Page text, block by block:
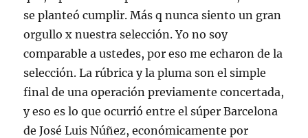
se planteó cumplir. Más q nunca siento un gran
orgullo x nuestra selección. Yo no soy
comparable a ustedes, por eso me echaron de la
selección. La rúbrica y la pluma son el simple
final de una operación previamente concertada,
y eso es lo que ocurrió entre el súper Barcelona
de José Luis Núñez, económicamente por